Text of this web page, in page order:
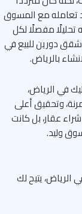
مع المسوق
مفصلًا لكل
دورين للبيع في
بالرياض.
الرياض،
وتحقيق أعلى
عقار، بل كانت
وليد.
يتيح لك